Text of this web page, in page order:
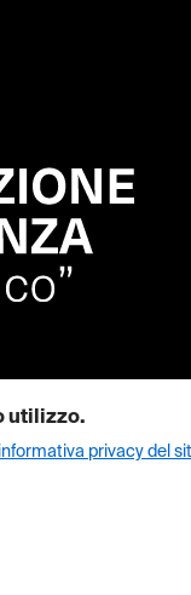
utilizzo.
informativa privacy del